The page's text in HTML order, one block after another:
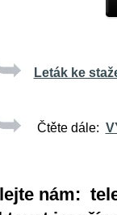
Leták ke
Čtěte dále:
nám: